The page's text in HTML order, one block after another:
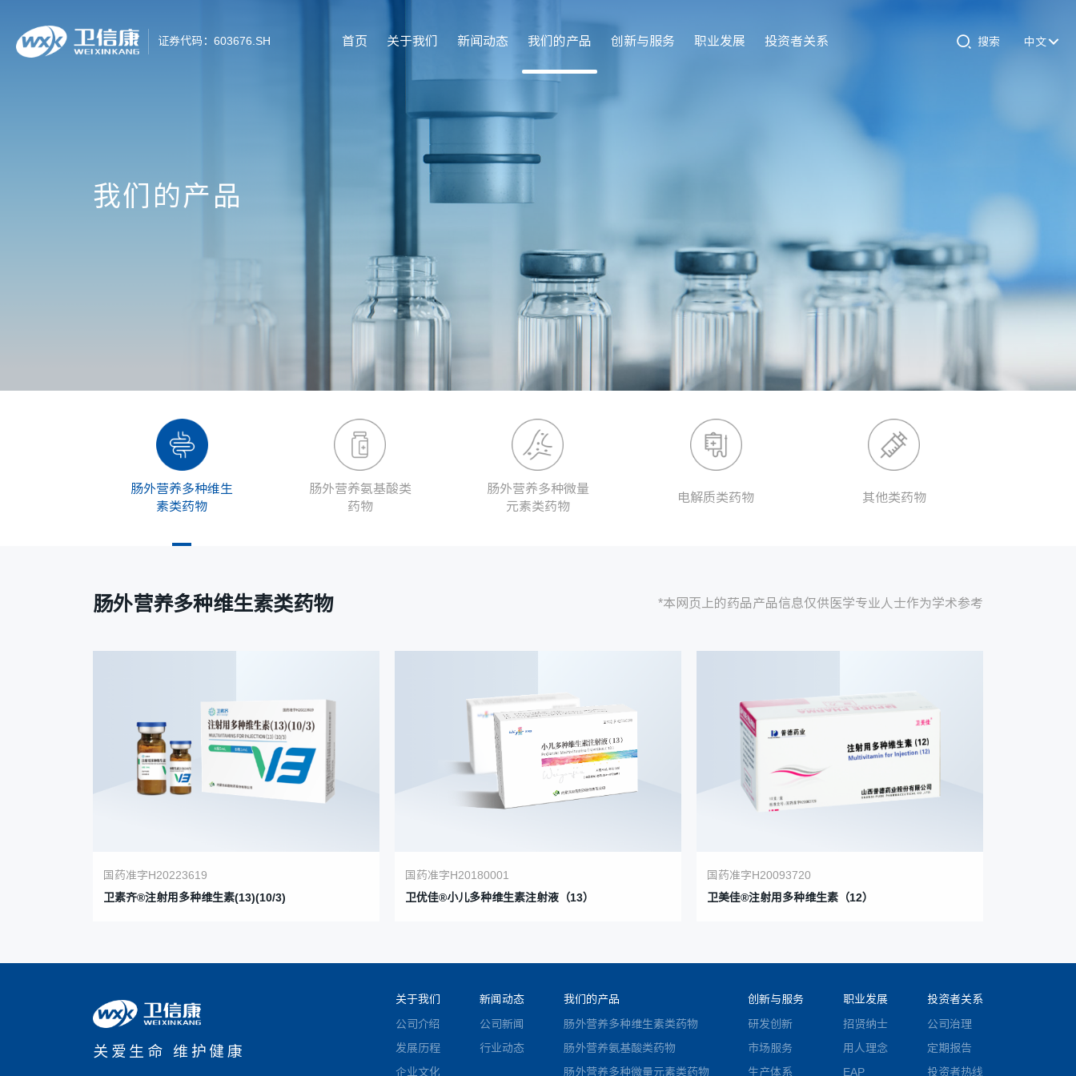
证券代码：603676.SH 搜索 中文
首页 关于我们 新闻动态 我们的产品 创新与服务 职业发展 投资者关系
我们的产品
肠外营养多种维生
素类药物
肠外营养氨基酸类
药物
肠外营养多种微量
元素类药物
电解质类药物 其他类药物
肠外营养多种维生素类药物 *本网页上的药品产品信息仅供医学专业人士作为学术参考
国药准字H20223619
卫素齐®注射用多种维生素(13)(10/3)
国药准字H20180001
卫优佳®小儿多种维生素注射液（13）
国药准字H20093720
卫美佳®注射用多种维生素（12）
关爱生命 维护健康
关于我们
公司介绍
发展历程
企业文化
新闻动态
公司新闻
行业动态
我们的产品
肠外营养多种维生素类药物
肠外营养氨基酸类药物
肠外营养多种微量元素类药物
创新与服务
研发创新
市场服务
生产体系
职业发展
招贤纳士
用人理念
EAP
投资者关系
公司治理
定期报告
投资者热线